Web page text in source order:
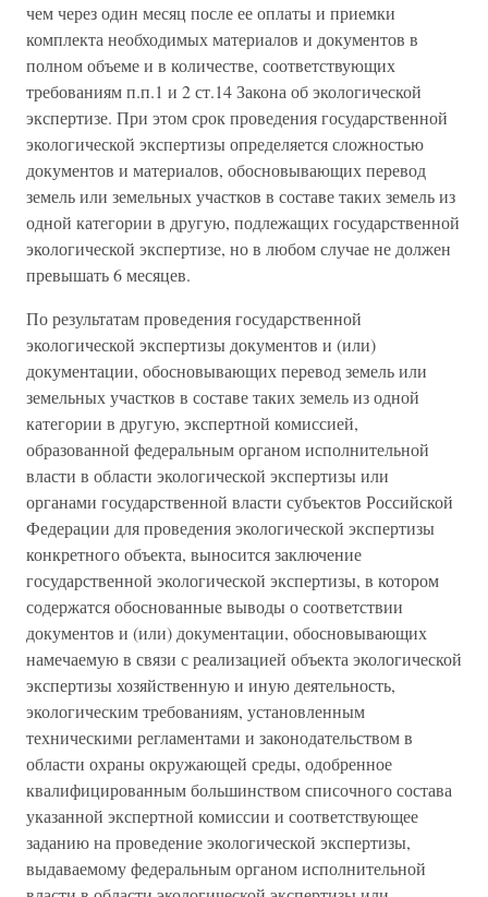
чем через один месяц после ее оплаты и приемки
комплекта необходимых материалов и документов в
полном объеме и в количестве, соответствующих
требованиям п.п.1 и 2 ст.14 Закона об экологической
экспертизе. При этом срок проведения государственной
экологической экспертизы определяется сложностью
документов и материалов, обосновывающих перевод
земель или земельных участков в составе таких земель из
одной категории в другую, подлежащих государственной
экологической экспертизе, но в любом случае не должен
превышать 6 месяцев.
По результатам проведения государственной
экологической экспертизы документов и (или)
документации, обосновывающих перевод земель или
земельных участков в составе таких земель из одной
категории в другую, экспертной комиссией,
образованной федеральным органом исполнительной
власти в области экологической экспертизы или
органами государственной власти субъектов Российской
Федерации для проведения экологической экспертизы
конкретного объекта, выносится заключение
государственной экологической экспертизы, в котором
содержатся обоснованные выводы о соответствии
документов и (или) документации, обосновывающих
намечаемую в связи с реализацией объекта экологической
экспертизы хозяйственную и иную деятельность,
экологическим требованиям, установленным
техническими регламентами и законодательством в
области охраны окружающей среды, одобренное
квалифицированным большинством списочного состава
указанной экспертной комиссии и соответствующее
заданию на проведение экологической экспертизы,
выдаваемому федеральным органом исполнительной